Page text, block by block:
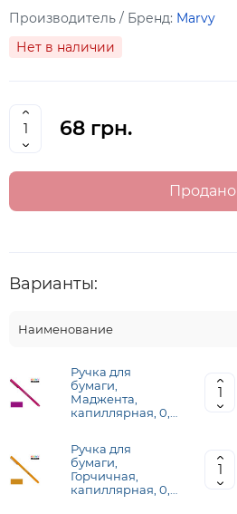
Производитель / Бренд: Marvy
Нет в наличии
68 грн.
Продано
Варианты:
Наименование
Ручка для
бумаги,
Маджента,
капиллярная, 0,3
(430002000)
Ручка для
бумаги,
Горчичная,
капиллярная, 0,3